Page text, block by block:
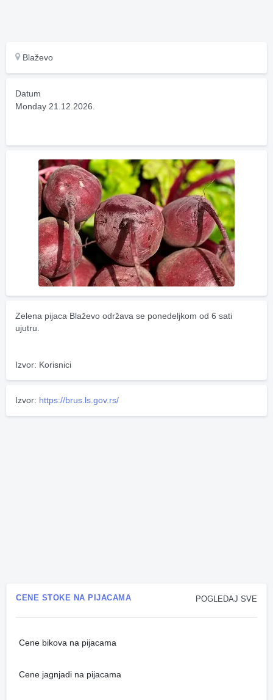
Blaževo
Datum
Monday 21.12.2026.
Zelena pijaca Blaževo održava se ponedeljkom od 6 sati
ujutru.
Izvor: Korisnici
Izvor: https://brus.ls.gov.rs/
POGLEDAJ SVE
CENE STOKE NA PIJACAMA
Cene bikova na pijacama
Cene jagnjadi na pijacama